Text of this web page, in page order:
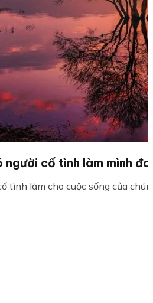
người cố tình làm mình
tình làm cho cuộc sống của